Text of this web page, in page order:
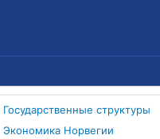
Государственные структуры
Экономика Норвегии